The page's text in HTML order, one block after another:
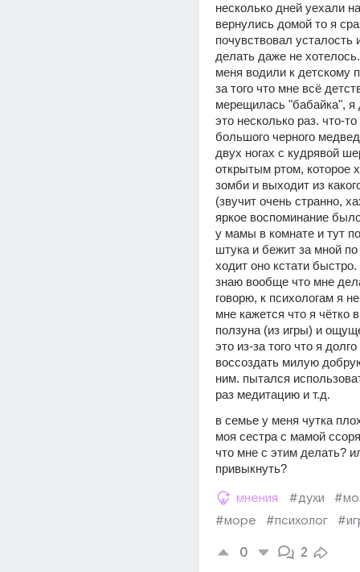
несколько дней уехали
вернулись домой то я
почувствовал усталость
делать даже не
меня водили к детскому
за того что мне всё
мерещилась "бабайка", я
это несколько раз. что-
большого черного
двух ногах с кудрявой
открытым ртом, которое
зомби и выходит из
(звучит очень странно,
яркое воспоминание
у мамы в комнате и тут
штука и бежит за мной
ходит оно кстати
знаю вообще что мне
говорю, к психологам я
мне кажется что я чётко
ползуна (из игры) и
это из-за того что я
воссоздать милую
ним. пытался
раз медитацию и т.д.
в семье у меня чутка
моя сестра с мамой
что мне с этим делать?
привыкнуть?
мнения #духи
#море
#психолог
0 2